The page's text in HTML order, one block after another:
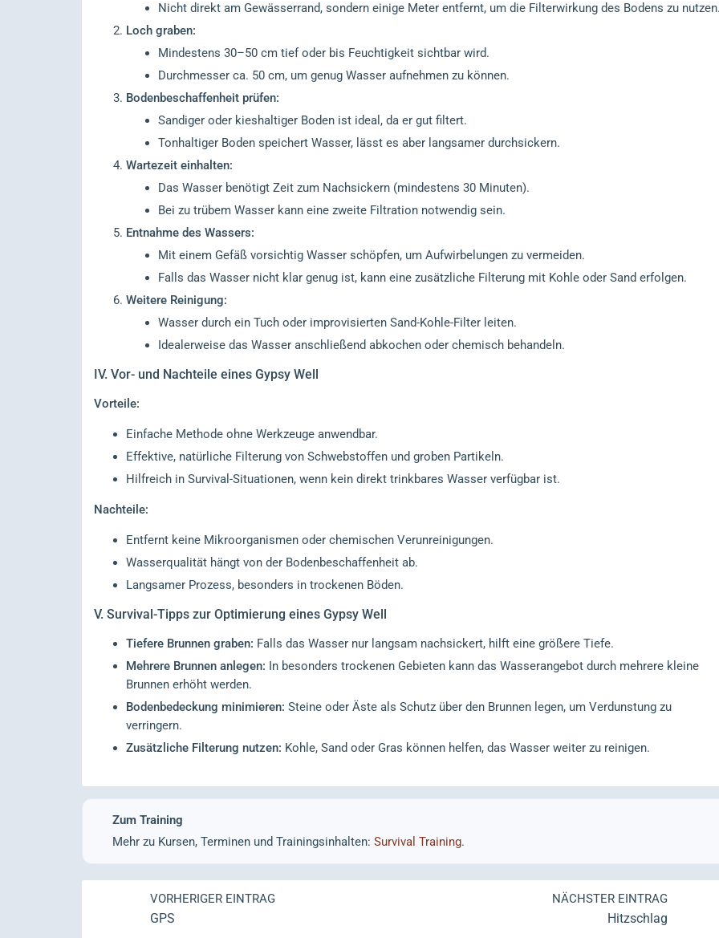
Nicht direkt am Gewässerrand, sondern einige Meter entfernt, um die Filterwirkung des Bodens zu
Loch graben:
Mindestens 30–50 cm tief oder bis Feuchtigkeit sichtbar wird.
Durchmesser ca. 50 cm, um genug Wasser aufnehmen zu können.
Bodenbeschaffenheit prüfen:
Sandiger oder kieshaltiger Boden ist ideal, da er gut filtert.
Tonhaltiger Boden speichert Wasser, lässt es aber langsamer durchsickern.
Wartezeit einhalten:
Das Wasser benötigt Zeit zum Nachsickern (mindestens 30 Minuten).
Bei zu trübem Wasser kann eine zweite Filtration notwendig sein.
Entnahme des Wassers:
Mit einem Gefäß vorsichtig Wasser schöpfen, um Aufwirbelungen zu vermeiden.
Falls das Wasser nicht klar genug ist, kann eine zusätzliche Filterung mit Kohle oder Sand erfolgen.
Weitere Reinigung:
Wasser durch ein Tuch oder improvisierten Sand-Kohle-Filter leiten.
Idealerweise das Wasser anschließend abkochen oder chemisch behandeln.
IV. Vor- und Nachteile eines Gypsy Well
Vorteile:
Einfache Methode ohne Werkzeuge anwendbar.
Effektive, natürliche Filterung von Schwebstoffen und groben Partikeln.
Hilfreich in Survival-Situationen, wenn kein direkt trinkbares Wasser verfügbar ist.
Nachteile:
Entfernt keine Mikroorganismen oder chemischen Verunreinigungen.
Wasserqualität hängt von der Bodenbeschaffenheit ab.
Langsamer Prozess, besonders in trockenen Böden.
V. Survival-Tipps zur Optimierung eines Gypsy Well
Tiefere Brunnen graben: Falls das Wasser nur langsam nachsickert, hilft eine größere Tiefe.
Mehrere Brunnen anlegen: In besonders trockenen Gebieten kann das Wasserangebot durch mehrere kleine
Brunnen erhöht werden.
Bodenbedeckung minimieren: Steine oder Äste als Schutz über den Brunnen legen, um Verdunstung zu
verringern.
Zusätzliche Filterung nutzen: Kohle, Sand oder Gras können helfen, das Wasser weiter zu reinigen.
Zum Training
Mehr zu Kursen, Terminen und Trainingsinhalten: Survival Training.
VORHERIGER EINTRAG
GPS
NÄCHSTER EINTRAG
Hitzschlag